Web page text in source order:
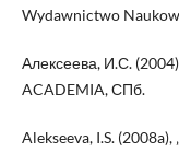
Wydawnictwo
Алексеева, И.С.
ACADEMIA, СПб.
Alekseeva, I.S.